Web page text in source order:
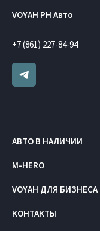
VOYAH РН Авто
+7 (861) 227-84-94
АВТО В НАЛИЧИИ
M-HERO
VOYAH ДЛЯ БИЗНЕСА
КОНТАКТЫ